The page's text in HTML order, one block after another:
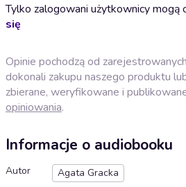
Tylko zalogowani użytkownicy mogą
się
Opinie pochodzą od
dokonali zakupu naszego produktu
zbierane, weryfikowane i
opiniowania.
Informacje o audiobooku
Autor
Agata Gracka